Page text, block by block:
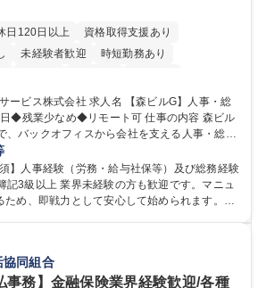
日120日以上
資格取得支援あり
未経験者歓迎
時短勤務あり
給 長期歓迎 駅近5分以内 土日祝休み
求人名 【森ビルG】人事・総
なめ◆リモート可 仕事の内容 森ビル
、バックオフィスから会社を支える人事・総務
務の業務をバランスよく担当し、ゆくゆくは制
できる、やりがいある環境です。 ■勤怠管
続き、年末調整等の労務管理全般 ■入退社手続
制度改定などのコア業務 ■社内イベントの企画
整っているため、安心して成長できます。 募
総務◆賞与5ヶ月◆年休120日◆残業少なめ◆
】人事経験（労務・給与社保等）及び総務経験
記3級以上 業界未経験の方も歓迎です。マニュ
め、即戦力として安心して始められます。
成長と組織への貢献度をダイレクトに実感で
リモート可など、ワークライフバランスを保
「これまでの幅広い経験を活かし、長期的な
協同組合
事務】金融保険業界経験歓迎/各種